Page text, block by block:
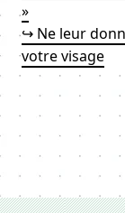
»
↪ Ne leur
votre visage